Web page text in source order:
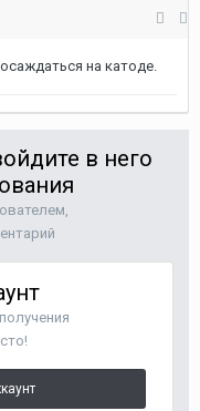
на катоде.
в него